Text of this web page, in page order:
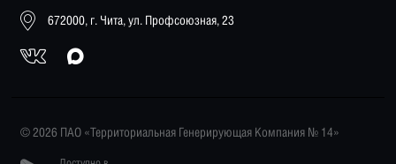
672000, г. Чита, ул. Профсоюзная, 23
© 2026 ПАО «Территориальная Генерирующая Компания № 14»